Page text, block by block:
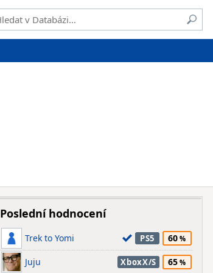
Poslední hodnocení
Trek to Yomi PS5 60
Juju XboxX/S 65